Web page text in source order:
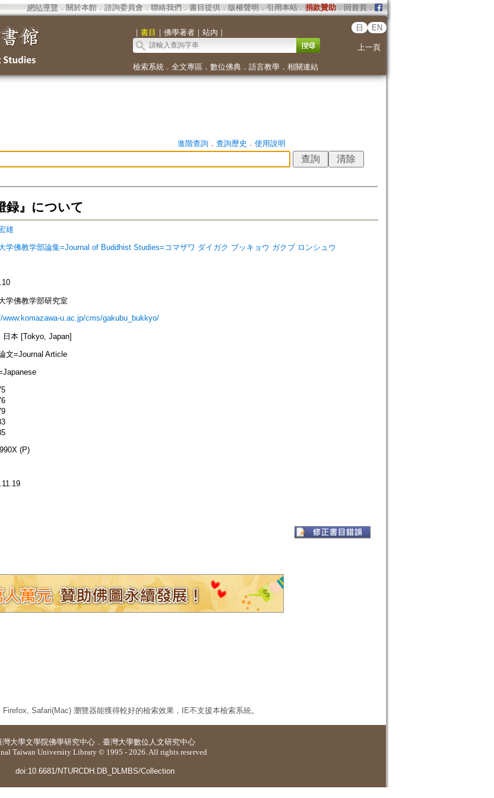
網站導覽 ． 關於本館． 諮詢委員會． 聯絡我們 ． 書目提供． 版權聲明 ． 引用本站． 捐款贊助．回首頁．
｜ 書目 ｜ 佛學著者｜ 站內 ｜
日 EN
上一頁
檢索系統． 全文專區 ． 數位佛典． 語言教學． 相關連結
進階查詢． 查詢歷史 ． 使用說明
録』について
雄
学佛教学部論集=Journal of Buddhist Studies=コマザワ ダイガク ブッキョウ ガクブ ロンシュウ
学佛教学部研究室
www.komazawa-u.ac.jp/cms/gakubu_bukkyo/
日本 [Tokyo, Japan]
文=Journal Article
(P)
Safari(Mac) 瀏覽器能獲得較好的檢索效果，IE不支援本檢索系統。
灣大學文學院佛學研究中心 ． 臺灣大學數位人文研究中心
Taiwan University Library © 1995 - 2026. All rights reserved
doi:10.6681/NTURCDH.DB_DLMBS/Collection